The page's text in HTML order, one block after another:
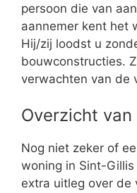
persoon die van
aannemer kent het
Hij/zij loodst u
bouwconstructies.
verwachten van de
Overzicht
Nog niet zeker of
woning in Sint-
extra uitleg over de